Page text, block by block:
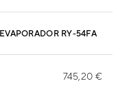
EVAPORADOR RY-54FA
745,20 €